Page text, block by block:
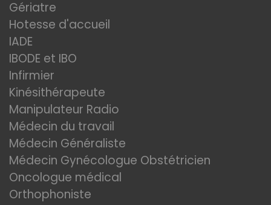
Gériatre
Hotesse d'accueil
IADE
IBODE et IBO
Infirmier
Kinésithérapeute
Manipulateur Radio
Médecin du travail
Médecin Généraliste
Médecin Gynécologue Obstétricien
Oncologue médical
Orthophoniste